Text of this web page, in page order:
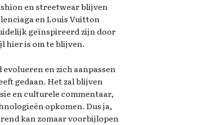
en streetwear blijven
en Louis Vuitton
geïnspireerd zijn door
hier is om te blijven.
en zich aanpassen
gedaan. Het zal blijven
en culturele commentaar,
opkomen. Dus ja,
kan zomaar voorbijlopen